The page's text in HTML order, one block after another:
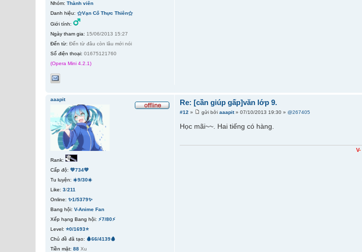
Nhóm: Thành viên
Danh hiệu: ⚝Vạn Cổ Thực Thiên⚝
Giới tính:
Ngày tham gia: 15/06/2013 15:27
Đến từ: Đến từ đâu còn lâu mới nói
Số điện thoại: 01675121760
(Opera Mini 4.2.1)
Re: [cần giúp gấp]văn lớp 9.
#12 » gửi bởiaaapit» 07/10/2013 19:30 »@267405
Học mãi~~. Hai tiếng có hàng.
V-
aaapit
Rank:
Cấp độ: 💚734💚
Tu luyện: ☀️9/30☀️
Like: 3/211
Online: ✨1/5379✨
Bang hội: V-Anime Fan
Xếp hạng Bang hội: ⚡7/80⚡
Level: ⭐0/1693⭐
Chủ đề đã tạo: 🩸66/4139🩸
Tiền mặt: 88 Xu